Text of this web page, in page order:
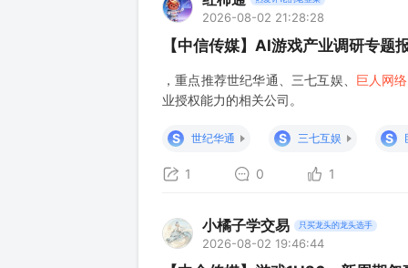
2026-08-02 21:28:28
【中信传媒】AI游戏产业调研专题
，重点推荐世纪华通、三七互娱、 巨人网络
业授权能力的相关公司。
S 世纪华通 S 三七互娱 S
1 0 1
小橘子学交易 只买龙头的龙头选手
2026-08-02 19:46:44